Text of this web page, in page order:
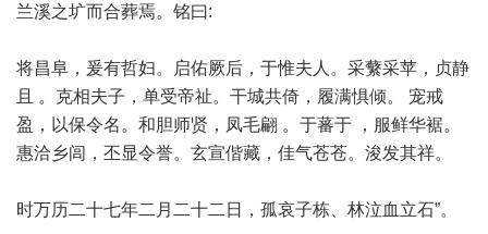
兰溪之圹而合葬焉。铭曰:
将昌阜，爰有哲妇。启佑厥后，于惟夫人。采蘩采苹，贞静
且 。克相夫子，单受帝祉。干城共倚，履满惧倾。 宠戒
盈，以保令名。和胆师贤，凤毛翩 。于蕃于 ，服鲜华裾。
惠洽乡闾，丕显令誉。玄宣偕藏，佳气苍苍。浚发其祥。
时万历二十七年二月二十二日，孤哀子栋、林泣血立石”。